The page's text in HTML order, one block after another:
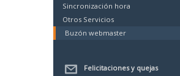
Sincronización hora
Otros Servicios
Buzón webmaster
Felicitaciones y quejas